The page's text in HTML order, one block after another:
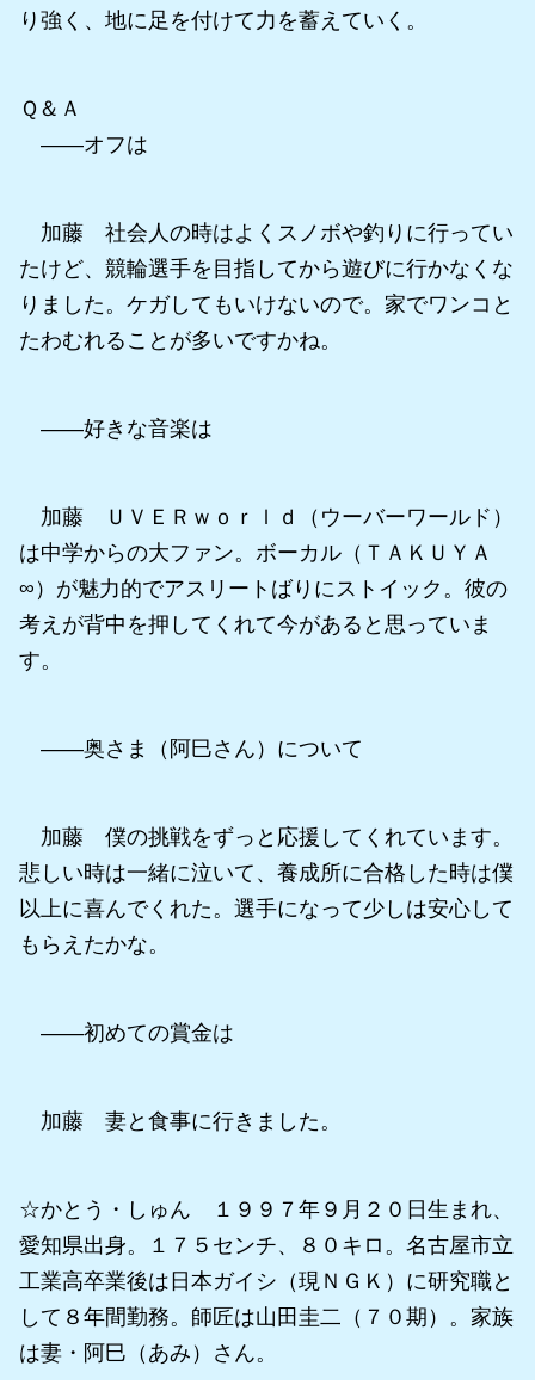
り強く、地に足を付けて力を蓄えていく。
Ｑ＆Ａ
――オフは
加藤 社会人の時はよくスノボや釣りに行ってい
たけど、競輪選手を目指してから遊びに行かなくな
りました。ケガしてもいけないので。家でワンコと
たわむれることが多いですかね。
――好きな音楽は
加藤 ＵＶＥＲｗｏｒｌｄ（ウーバーワールド）
は中学からの大ファン。ボーカル（ＴＡＫＵＹＡ
∞）が魅力的でアスリートばりにストイック。彼の
考えが背中を押してくれて今があると思っていま
す。
――奥さま（阿巳さん）について
加藤 僕の挑戦をずっと応援してくれています。
悲しい時は一緒に泣いて、養成所に合格した時は僕
以上に喜んでくれた。選手になって少しは安心して
もらえたかな。
――初めての賞金は
加藤 妻と食事に行きました。
☆かとう・しゅん １９９７年９月２０日生まれ、
愛知県出身。１７５センチ、８０キロ。名古屋市立
工業高卒業後は日本ガイシ（現ＮＧＫ）に研究職と
して８年間勤務。師匠は山田圭二（７０期）。家族
は妻・阿巳（あみ）さん。